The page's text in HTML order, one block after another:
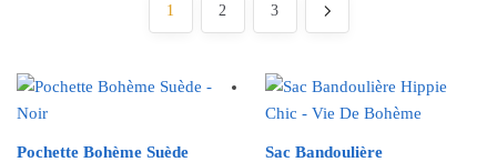
1 2 3
Pochette Bohème Suède
Sac Bandoulière